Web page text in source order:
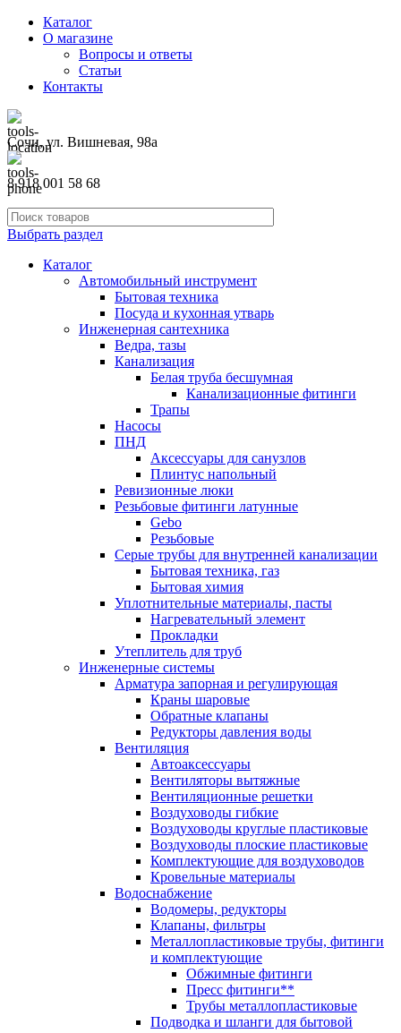
Каталог
О магазине
Вопросы и ответы
Статьи
Контакты
Сочи, ул. Вишневая, 98а
8 918 001 58 68
Выбрать раздел
Каталог
Автомобильный инструмент
Бытовая техника
Посуда и кухонная утварь
Инженерная сантехника
Ведра, тазы
Канализация
Белая труба бесшумная
Канализационные фитинги
Трапы
Насосы
ПНД
Аксессуары для санузлов
Плинтус напольный
Ревизионные люки
Резьбовые фитинги латунные
Gebo
Резьбовые
Серые трубы для внутренней канализации
Бытовая техника, газ
Бытовая химия
Уплотнительные материалы, пасты
Нагревательный элемент
Прокладки
Утеплитель для труб
Инженерные системы
Арматура запорная и регулирующая
Краны шаровые
Обратные клапаны
Редукторы давления воды
Вентиляция
Автоаксессуары
Вентиляторы вытяжные
Вентиляционные решетки
Воздуховоды гибкие
Воздуховоды круглые пластиковые
Воздуховоды плоские пластиковые
Комплектующие для воздуховодов
Кровельные материалы
Водоснабжение
Водомеры, редукторы
Клапаны, фильтры
Металлопластиковые трубы, фитинги
и комплектующие
Обжимные фитинги
Пресс фитинги**
Трубы металлопластиковые
Подводка и шланги для бытовой